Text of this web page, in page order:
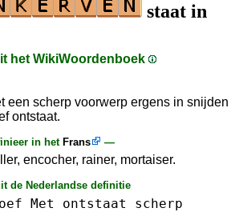
staat in
het WikiWoordenboek
een scherp voorwerp ergens in snijden
ontstaat.
in het Frans —
encocher, rainer, mortaiser.
de Nederlandse definitie
Met ontstaat
scherp